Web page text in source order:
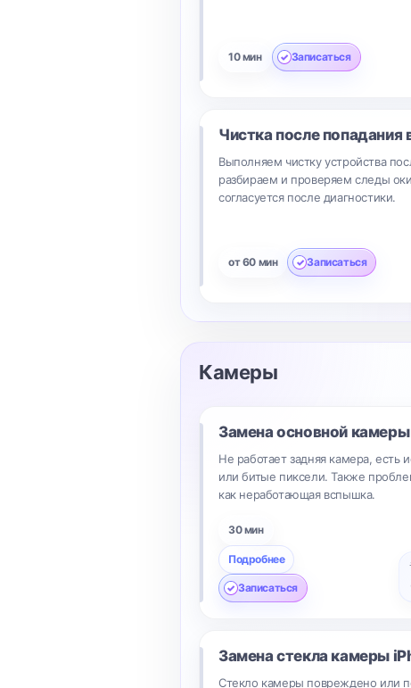
10 мин Записаться
Чистка после попадания
Выполняем чистку устройства
разбираем и проверяем следы
согласуется после диагностики.
от 60 мин Записаться
Камеры
Замена основной камеры
Не работает задняя камера, есть
или битые пиксели. Также
как неработающая вспышка.
30 мин
Подробнее
Записаться
Замена стекла камеры
Стекло камеры повреждено или